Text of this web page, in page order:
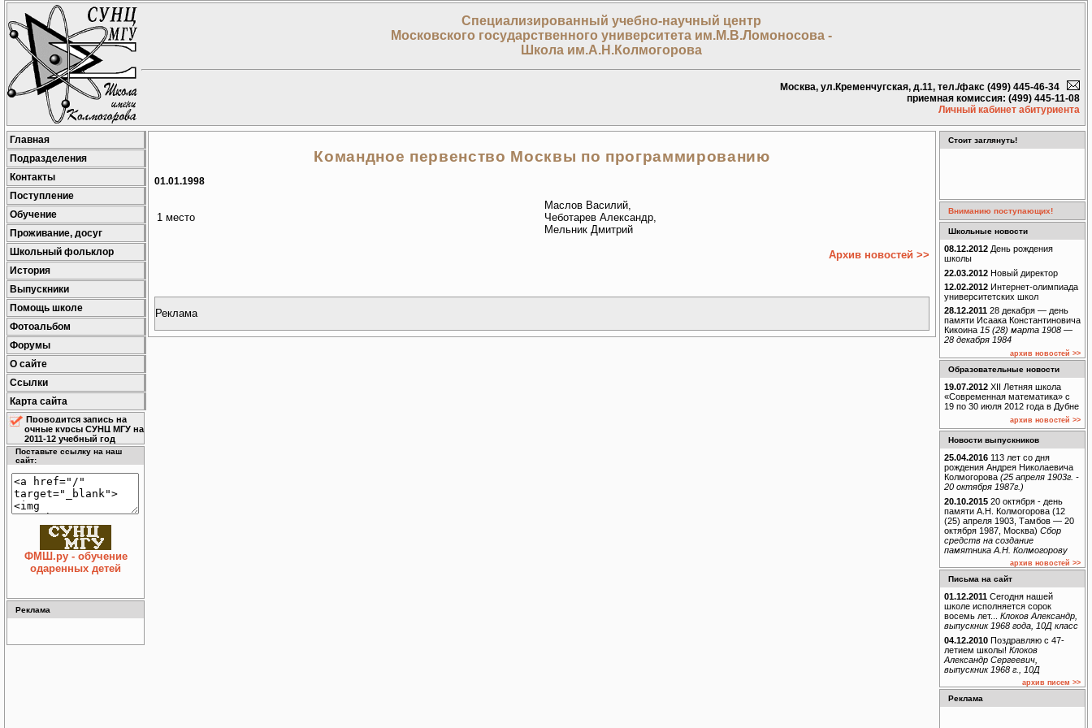
Специализированный учебно-научный центр
Московского государственного университета им.М.В.Ломоносова -
Школа им.А.Н.Колмогорова
Москва, ул.Кременчугская, д.11, тел./факс (499) 445-46-34
приемная комиссия: (499) 445-11-08
Личный кабинет абитуриента
Главная
Подразделения
Контакты
Поступление
Обучение
Проживание, досуг
Школьный фольклор
История
Выпускники
Помощь школе
Фотоальбом
Форумы
О сайте
Ссылки
Карта сайта
Проводится запись на
очные курсы СУНЦ МГУ на
2011-12 учебный год
Поставьте ссылку на наш
сайт:
ФМШ.ру - обучение
одаренных детей
Реклама
Командное первенство Москвы по программированию
01.01.1998
1 место
Маслов Василий,
Чеботарев Александр,
Мельник Дмитрий
Архив новостей >>
Реклама
Стоит заглянуть!
Вниманию поступающих!
Школьные новости
08.12.2012 День рождения
школы
22.03.2012 Новый директор
12.02.2012 Интернет-олимпиада
университетских школ
28.12.2011 28 декабря — день
памяти Исаака Константиновича
Кикоина 15 (28) марта 1908 —
28 декабря 1984
архив новостей >>
Образовательные новости
19.07.2012 XII Летняя школа
«Современная математика» с
19 по 30 июля 2012 года в Дубне
архив новостей >>
Новости выпускников
25.04.2016 113 лет со дня
рождения Андрея Николаевича
Колмогорова (25 апреля 1903г. -
20 октября 1987г.)
20.10.2015 20 октября - день
памяти А.Н. Колмогорова (12
(25) апреля 1903, Тамбов — 20
октября 1987, Москва) Сбор
средств на создание
памятника А.Н. Колмогорову
архив новостей >>
Письма на сайт
01.12.2011 Сегодня нашей
школе исполняется сорок
восемь лет... Клоков Александр,
выпускник 1968 года, 10Д класс
04.12.2010 Поздравляю с 47-
летием школы! Клоков
Александр Сергеевич,
выпускник 1968 г., 10Д
архив писем >>
Реклама